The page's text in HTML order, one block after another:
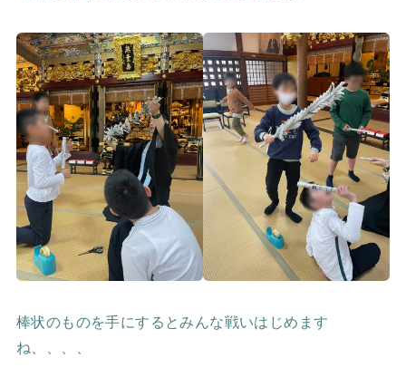
棒状のものを手にするとみんな戦いはじめます
ね、、、、